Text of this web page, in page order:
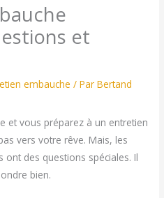
et
embauche / ParBertand
et vous préparez à un entretien
vers votre rêve. Mais, les
des questions spéciales. Il
bien.